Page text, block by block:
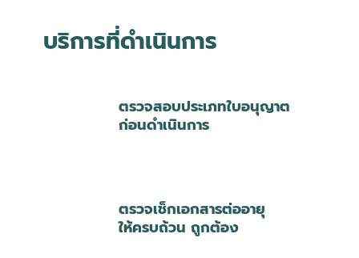
บริการที่ดำเนินการ
ตรวจสอบประเภทใบอนุญาต
ก่อนดำเนินการ
ตรวจเช็กเอกสารต่ออายุ
ให้ครบถ้วน ถูกต้อง